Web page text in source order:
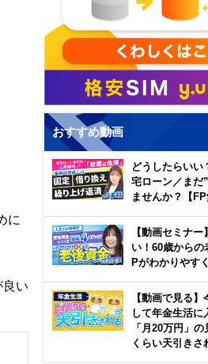
に
良い
おすすめ動画
どうしたらいい
宅ローン／まだ
ませんか？【FP
【動画セミナ
い！60歳からの
Pがわかりやす
【動画で見る
して年金生活に
「月20万円」
くらい天引きさ